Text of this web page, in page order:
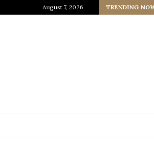
August 7, 2026 TRENDING
জাপানি আধ্যাত্মিকতার ছোঁয়া